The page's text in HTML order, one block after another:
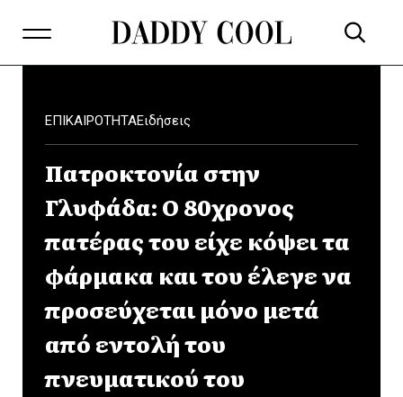
ΕΠΙΚΑΙΡΟΤΗΤΑΕιδήσεις
Πατροκτονία στην
Γλυφάδα: Ο 80χρονος
πατέρας του είχε κόψει τα
φάρμακα και του έλεγε να
προσεύχεται μόνο μετά
από εντολή του
πνευματικού του